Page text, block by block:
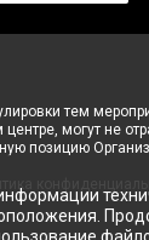
тем
могут не
позицию